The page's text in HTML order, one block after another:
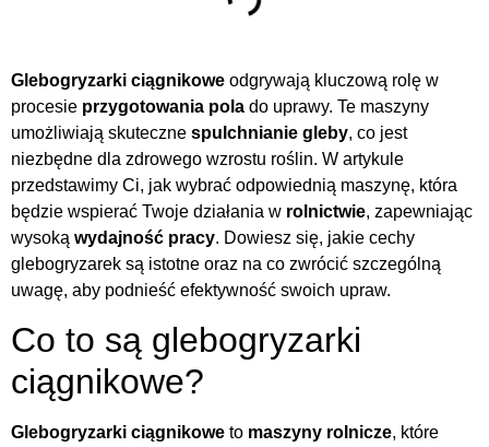
Glebogryzarki ciągnikowe odgrywają kluczową rolę w
procesie przygotowania pola do uprawy. Te maszyny
umożliwiają skuteczne spulchnianie gleby, co jest
niezbędne dla zdrowego wzrostu roślin. W artykule
przedstawimy Ci, jak wybrać odpowiednią maszynę, która
będzie wspierać Twoje działania w rolnictwie, zapewniając
wysoką wydajność pracy. Dowiesz się, jakie cechy
glebogryzarek są istotne oraz na co zwrócić szczególną
uwagę, aby podnieść efektywność swoich upraw.
Co to są glebogryzarki
ciągnikowe?
Glebogryzarki ciągnikowe to maszyny rolnicze, które